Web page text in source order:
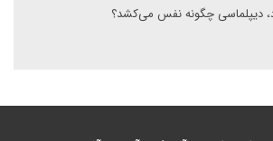
دیپلماسی چگونه نفس می‌کشد؟